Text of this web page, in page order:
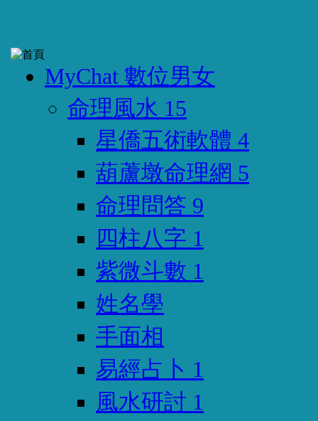
MyChat 數位男女
命理風水 15
星僑五術軟體 4
葫蘆墩命理網 5
命理問答 9
四柱八字 1
紫微斗數 1
姓名學
手面相
易經占卜 1
風水研討 1